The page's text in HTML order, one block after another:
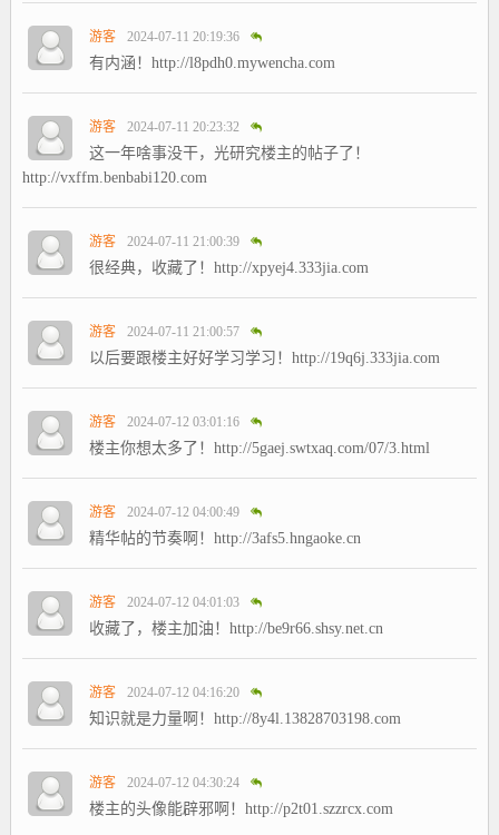
游客 2024-07-11 20:19:36
有内涵！http://l8pdh0.mywencha.com
游客 2024-07-11 20:23:32
这一年啥事没干，光研究楼主的帖子了！
http://vxffm.benbabi120.com
游客 2024-07-11 21:00:39
很经典，收藏了！http://xpyej4.333jia.com
游客 2024-07-11 21:00:57
以后要跟楼主好好学习学习！http://19q6j.333jia.com
游客 2024-07-12 03:01:16
楼主你想太多了！http://5gaej.swtxaq.com/07/3.html
游客 2024-07-12 04:00:49
精华帖的节奏啊！http://3afs5.hngaoke.cn
游客 2024-07-12 04:01:03
收藏了，楼主加油！http://be9r66.shsy.net.cn
游客 2024-07-12 04:16:20
知识就是力量啊！http://8y4l.13828703198.com
游客 2024-07-12 04:30:24
楼主的头像能辟邪啊！http://p2t01.szzrcx.com